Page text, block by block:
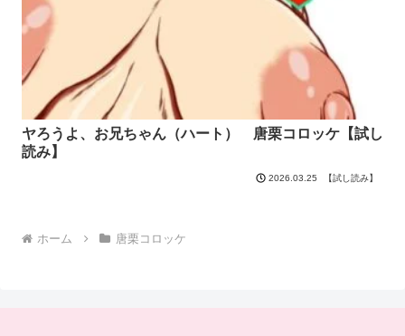
ヤろうよ、お兄ちゃん（ハート） 唐栗コロッケ【試し
読み】
2026.03.25 【試し読み】
ホーム 唐栗コロッケ